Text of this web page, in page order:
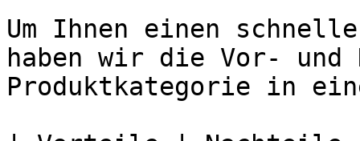
Um Ihnen einen
haben wir die Vor-
Produktkategorie in